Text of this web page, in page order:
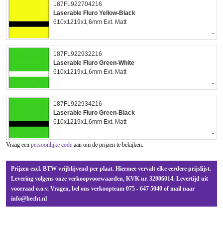
187FL922704216
Laserable Fluro Yellow-Black
610x1219x1,6mm Ext. Matt
-
187FL922932216
Laserable Fluro Green-White
610x1219x1,6mm Ext. Matt
-
187FL922934216
Laserable Fluro Green-Black
610x1219x1,6mm Ext. Matt
-
Vraag een persoonlijke code aan om de prijzen te bekijken.
Prijzen excl. BTW vrijblijvend per plaat. Hiermee vervalt elke eerdere prijslijst.
Levering volgens onze verkoopvoorwaarden, KVK nr. 32006014. Levertijd uit
voorraad o.o.v. Vragen, bel ons verkoopteam 075 - 647 5040 of mail naar
info@hecht.nl